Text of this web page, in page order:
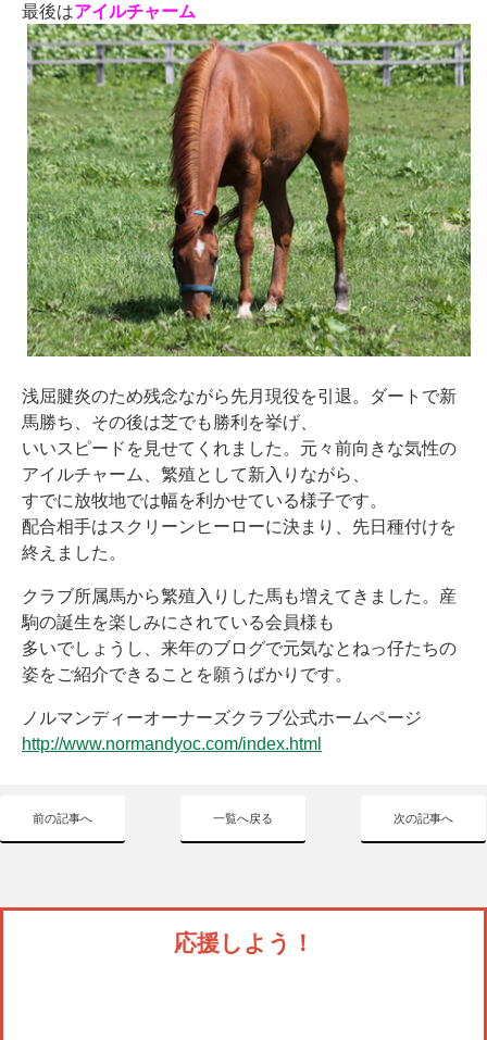
最後はアイルチャーム
浅屈腱炎のため残念ながら先月現役を引退。ダートで新
馬勝ち、その後は芝でも勝利を挙げ、
いいスピードを見せてくれました。元々前向きな気性の
アイルチャーム、繁殖として新入りながら、
すでに放牧地では幅を利かせている様子です。
配合相手はスクリーンヒーローに決まり、先日種付けを
終えました。
クラブ所属馬から繁殖入りした馬も増えてきました。産
駒の誕生を楽しみにされている会員様も
多いでしょうし、来年のブログで元気なとねっ仔たちの
姿をご紹介できることを願うばかりです。
ノルマンディーオーナーズクラブ公式ホームページ
http://www.normandyoc.com/index.html
前の記事へ 一覧へ戻る 次の記事へ
応援しよう！